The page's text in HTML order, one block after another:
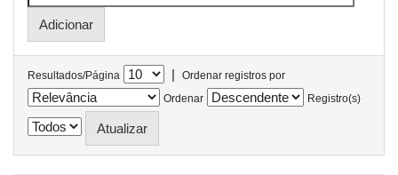
Resultados/Página |
Ordenar registros por
Ordenar
Registro(s)